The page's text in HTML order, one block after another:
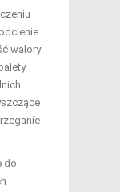
walory
do